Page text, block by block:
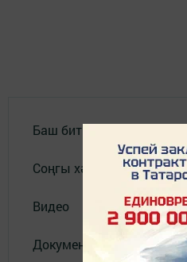
Баш бит
Соңгы хәбәрләр
Видео
Документлар